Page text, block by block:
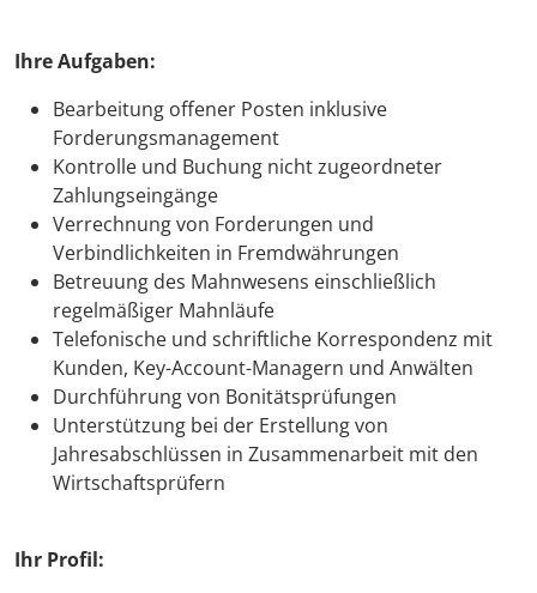
Ihre Aufgaben:
Bearbeitung offener Posten inklusive
Forderungsmanagement
Kontrolle und Buchung nicht zugeordneter
Zahlungseingänge
Verrechnung von Forderungen und
Verbindlichkeiten in Fremdwährungen
Betreuung des Mahnwesens einschließlich
regelmäßiger Mahnläufe
Telefonische und schriftliche Korrespondenz mit
Kunden, Key-Account-Managern und Anwälten
Durchführung von Bonitätsprüfungen
Unterstützung bei der Erstellung von
Jahresabschlüssen in Zusammenarbeit mit den
Wirtschaftsprüfern
Ihr Profil: